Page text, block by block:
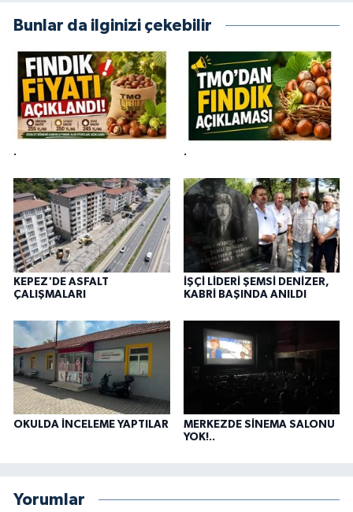
Bunlar da ilginizi çekebilir
. .
KEPEZ'DE ASFALT
ÇALIŞMALARI
İŞÇİ LİDERİ ŞEMSİ DENİZER,
KABRİ BAŞINDA ANILDI
OKULDA İNCELEME YAPTILAR
MERKEZDE SİNEMA SALONU
YOK!..
Yorumlar